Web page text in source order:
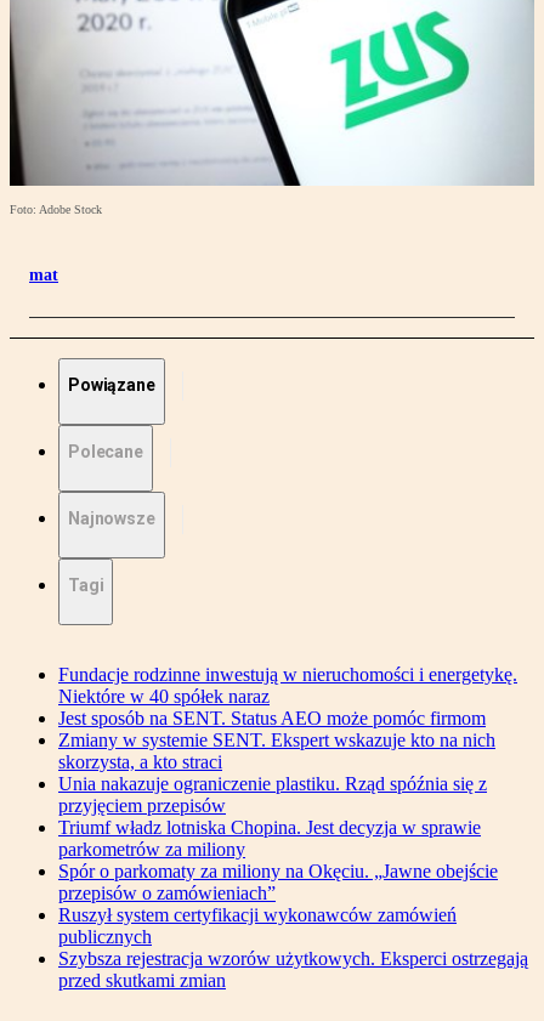
Foto: Adobe Stock
mat
Powiązane
Polecane
Najnowsze
Tagi
Fundacje rodzinne inwestują w nieruchomości i energetykę.
Niektóre w 40 spółek naraz
Jest sposób na SENT. Status AEO może pomóc firmom
Zmiany w systemie SENT. Ekspert wskazuje kto na nich
skorzysta, a kto straci
Unia nakazuje ograniczenie plastiku. Rząd spóźnia się z
przyjęciem przepisów
Triumf władz lotniska Chopina. Jest decyzja w sprawie
parkometrów za miliony
Spór o parkomaty za miliony na Okęciu. „Jawne obejście
przepisów o zamówieniach”
Ruszył system certyfikacji wykonawców zamówień
publicznych
Szybsza rejestracja wzorów użytkowych. Eksperci ostrzegają
przed skutkami zmian